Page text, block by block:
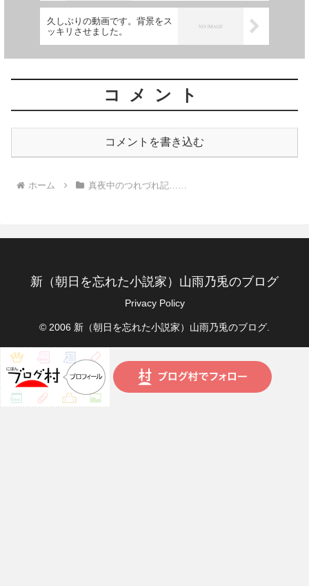
久しぶりの動画です。背景をス
ッキリさせました。
コメント
コメントを書き込む
ホーム 真夜中のつれづれ記……
新（朝日を忘れた小説家）山雨乃兎のブログ
Privacy Policy
© 2006 新（朝日を忘れた小説家）山雨乃兎のブログ.